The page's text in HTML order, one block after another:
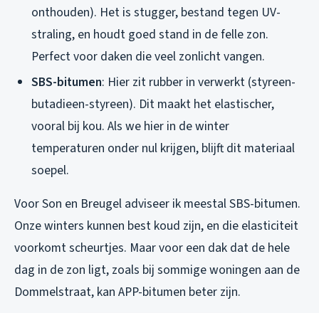
onthouden). Het is stugger, bestand tegen UV-
straling, en houdt goed stand in de felle zon.
Perfect voor daken die veel zonlicht vangen.
SBS-bitumen: Hier zit rubber in verwerkt (styreen-
butadieen-styreen). Dit maakt het elastischer,
vooral bij kou. Als we hier in de winter
temperaturen onder nul krijgen, blijft dit materiaal
soepel.
Voor Son en Breugel adviseer ik meestal SBS-bitumen.
Onze winters kunnen best koud zijn, en die elasticiteit
voorkomt scheurtjes. Maar voor een dak dat de hele
dag in de zon ligt, zoals bij sommige woningen aan de
Dommelstraat, kan APP-bitumen beter zijn.